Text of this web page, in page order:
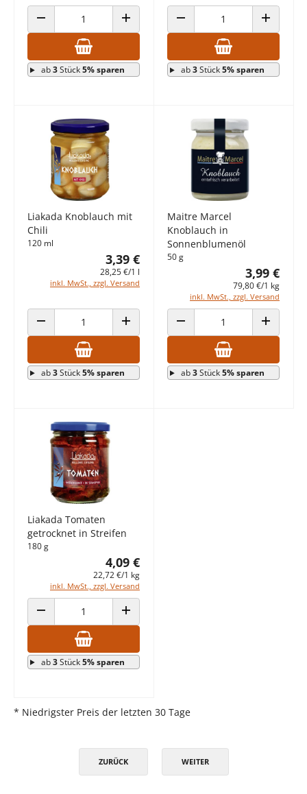
ANZAHL VERRINGERN ANZAHL ERHÖHEN
ab3Stück5% sparen
ANZAHL VERRINGERN ANZAHL
ab3Stück5% sparen
Liakada Knoblauch mit
Chili
120 ml
3,39 €
28,25 €/1 l
inkl. MwSt., zzgl. Versand
ANZAHL VERRINGERN ANZAHL ERHÖHEN
ab3Stück5% sparen
Maitre Marcel
Knoblauch in
Sonnenblumenöl
50 g
3,99 €
79,80 €/1 kg
inkl. MwSt., zzgl. Versand
ANZAHL VERRINGERN ANZAHL
ab3Stück5% sparen
Liakada Tomaten
getrocknet in Streifen
180 g
4,09 €
22,72 €/1 kg
inkl. MwSt., zzgl. Versand
ANZAHL VERRINGERN ANZAHL ERHÖHEN
ab3Stück5% sparen
* Niedrigster Preis der letzten 30 Tage
ZURÜCK WEITER